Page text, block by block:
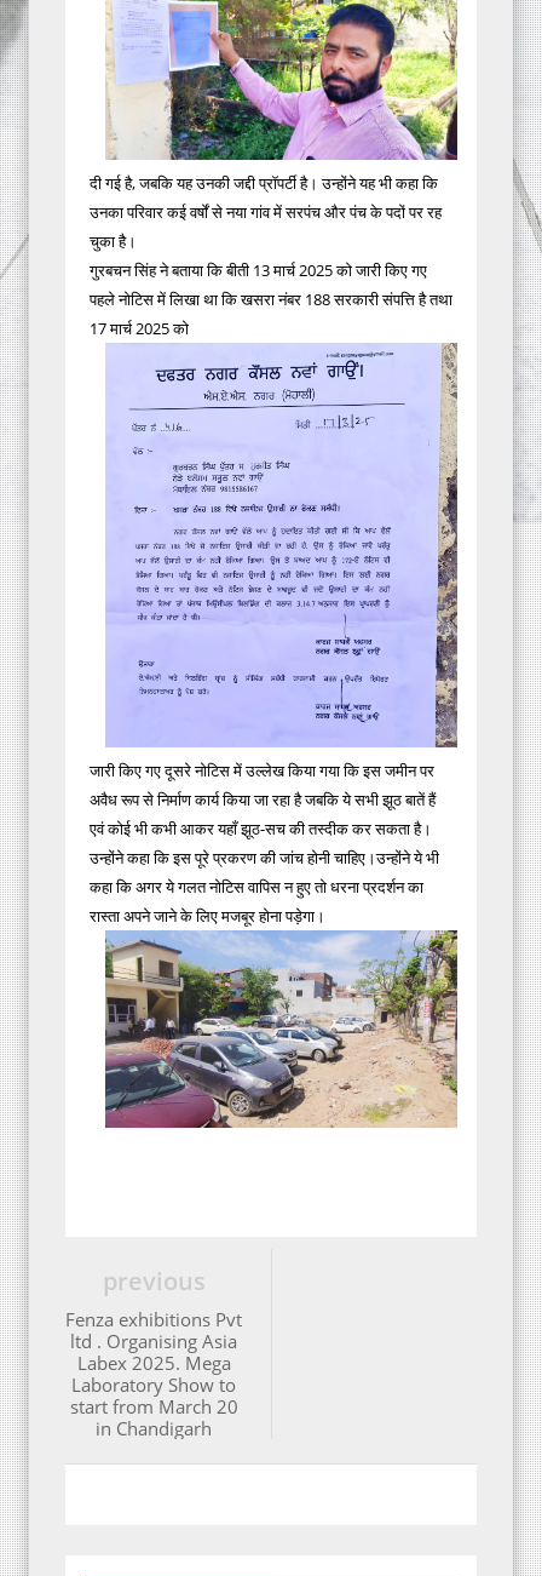
दी गई है, जबकि यह उनकी जद्दी प्रॉपर्टी है। उन्होंने यह भी कहा कि
उनका परिवार कई वर्षों से नया गांव में सरपंच और पंच के पदों पर रह
चुका है।
गुरबचन सिंह ने बताया कि बीती 13 मार्च 2025 को जारी किए गए
पहले नोटिस में लिखा था कि खसरा नंबर 188 सरकारी संपत्ति है तथा
17 मार्च 2025 को
जारी किए गए दूसरे नोटिस में उल्लेख किया गया कि इस जमीन पर
अवैध रूप से निर्माण कार्य किया जा रहा है जबकि ये सभी झूठ बातें हैं
एवं कोई भी कभी आकर यहाँ झूठ-सच की तस्दीक कर सकता है।
उन्होंने कहा कि इस पूरे प्रकरण की जांच होनी चाहिए।उन्होंने ये भी
कहा कि अगर ये गलत नोटिस वापिस न हुए तो धरना प्रदर्शन का
रास्ता अपने जाने के लिए मजबूर होना पड़ेगा।
previous
Fenza exhibitions Pvt
ltd . Organising Asia
Labex 2025. Mega
Laboratory Show to
start from March 20
in Chandigarh